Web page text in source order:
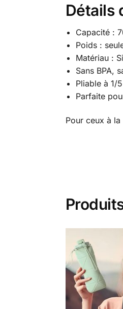
Détails
Capacité :
Poids :
Matériau :
Sans BPA,
Pliable à 1/
Parfaite
Pour ceux à